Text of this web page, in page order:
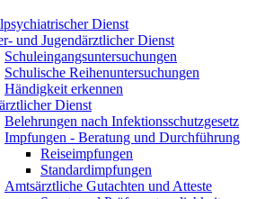
Dienst
und Jugendärztlicher Dienst
Schuleingangsuntersuchungen
Schulische Reihenuntersuchungen
Händigkeit erkennen
Dienst
Belehrungen nach Infektionsschutzgesetz
Impfungen - Beratung und Durchführung
Reiseimpfungen
Standardimpfungen
Amtsärztliche Gutachten und Atteste